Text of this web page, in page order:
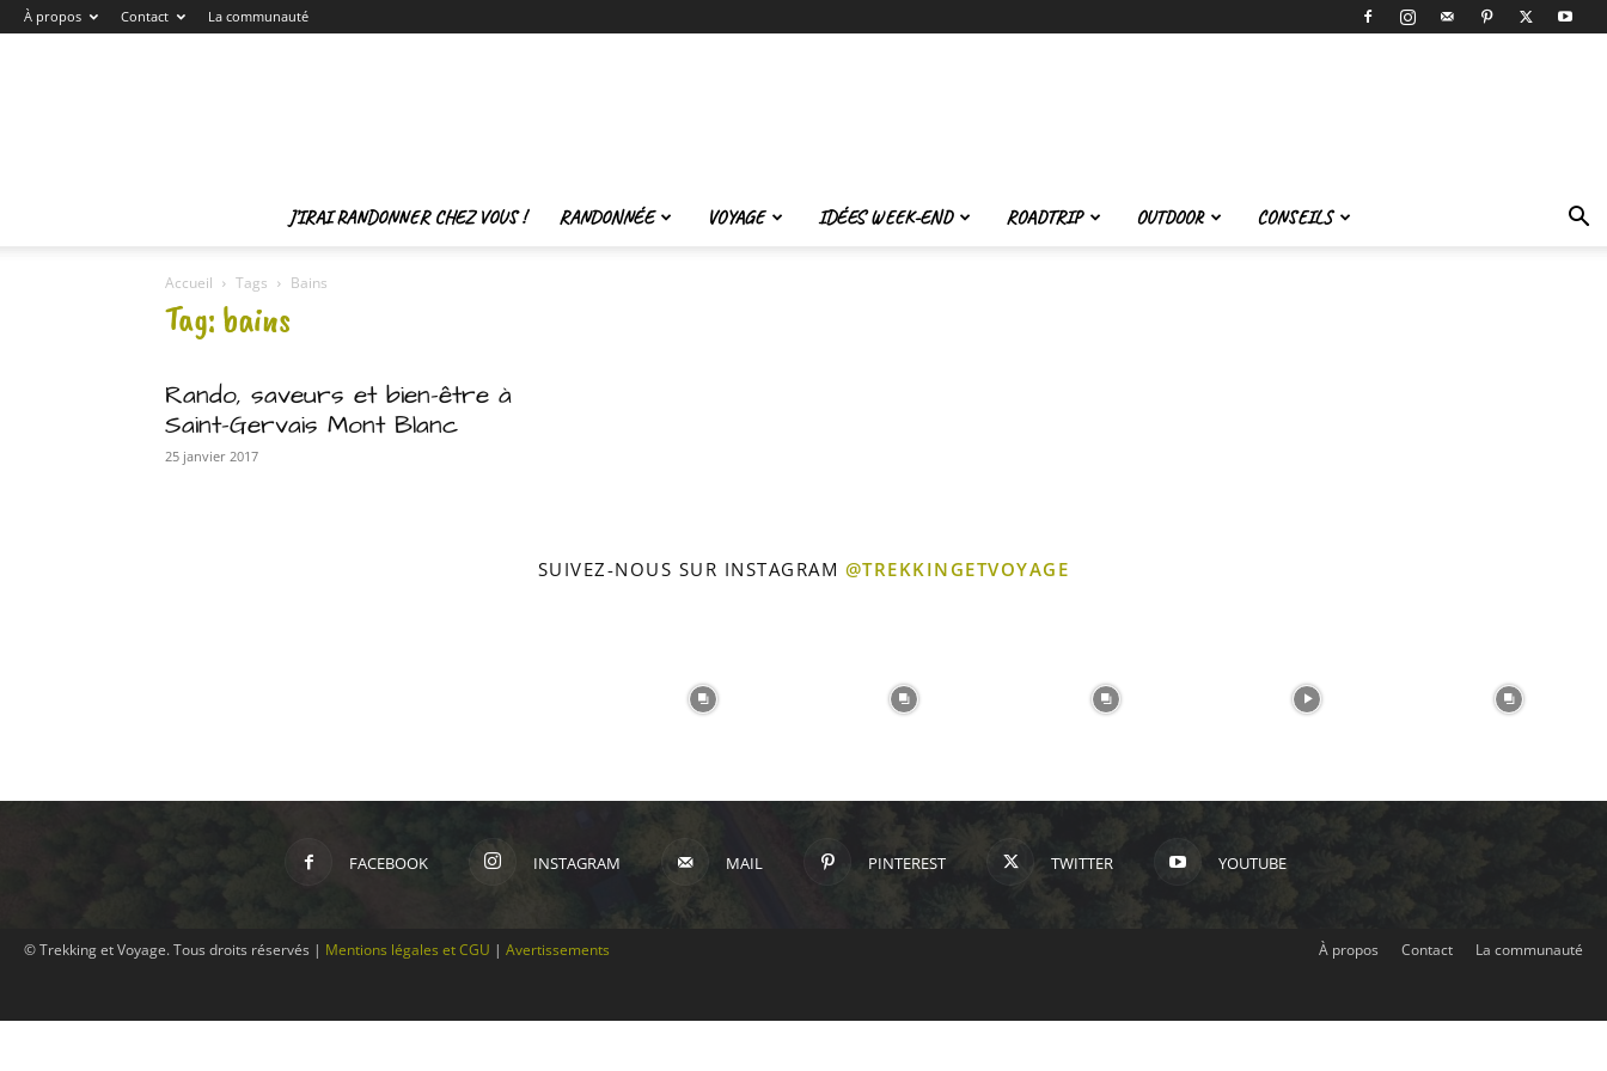
À propos Contact La communauté
J’IRAI RANDONNER CHEZ VOUS ! RANDONNÉE VOYAGE IDÉES WEEK-END ROADTRIP OUTDOOR CONSEILS
Accueil Tags Bains
Tag: bains
Rando, saveurs et bien-être à
Saint-Gervais Mont Blanc
25 janvier 2017
SUIVEZ-NOUS SUR INSTAGRAM @TREKKINGETVOYAGE
FACEBOOK INSTAGRAM MAIL PINTEREST TWITTER YOUTUBE
À propos Contact La communauté
© Trekking et Voyage. Tous droits réservés | Mentions légales et CGU | Avertissements